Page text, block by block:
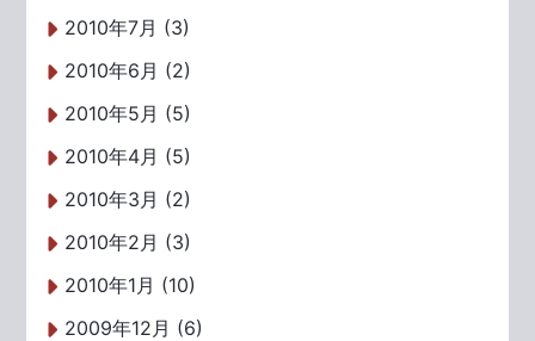
2010年7月 (3)
2010年6月 (2)
2010年5月 (5)
2010年4月 (5)
2010年3月 (2)
2010年2月 (3)
2010年1月 (10)
2009年12月 (6)